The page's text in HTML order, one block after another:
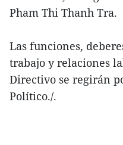
Pham Thi Thanh Tra.
Las funciones,
trabajo y relaciones
Directivo se regirán
Político./.